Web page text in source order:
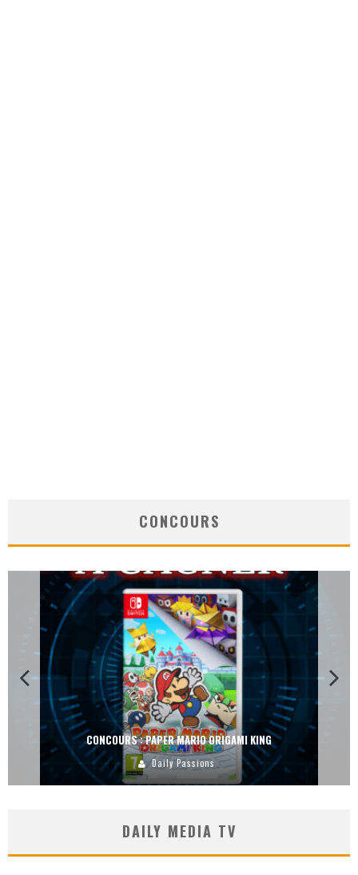
CONCOURS
CONCOURS : DREAMS SUR PS4
Carlos Mühlig
DAILY MEDIA TV